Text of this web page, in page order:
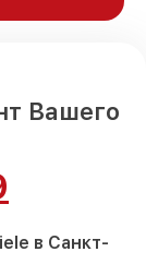
Вашего
в Санкт-